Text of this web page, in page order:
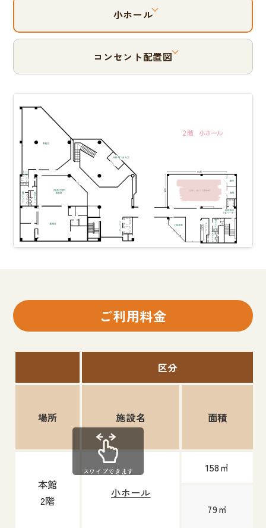
小ホール
コンセント配置図
ご利用料金
区分
場所 施設名 面積
本館
2階
小ホール
158㎡
79㎡
スワイプできます